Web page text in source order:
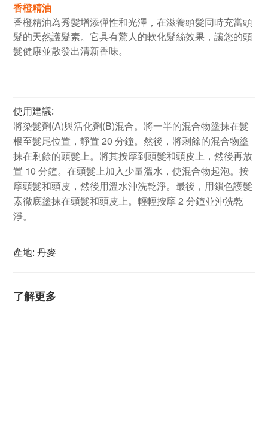
香橙精油
香橙精油為秀髮增添彈性和光澤，在滋養頭髮同時充當頭
髮的天然護髮素。它具有驚人的軟化髮絲效果，讓您的頭
髮健康並散發出清新香味。
使用建議:
將染髮劑(A)與活化劑(B)混合。將一半的混合物塗抹在髮
根至髮尾位置，靜置 20 分鐘。然後，將剩餘的混合物塗
抹在剩餘的頭髮上。將其按摩到頭髮和頭皮上，然後再放
置 10 分鐘。在頭髮上加入少量溫水，使混合物起泡。按
摩頭髮和頭皮，然後用溫水沖洗乾淨。最後，用鎖色護髮
素徹底塗抹在頭髮和頭皮上。輕輕按摩 2 分鐘並沖洗乾
淨。
產地: 丹麥
了解更多